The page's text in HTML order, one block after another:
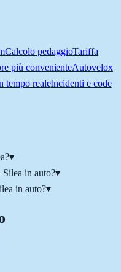
Calcolo pedaggioTariffa
più convenienteAutovelox
tempo realeIncidenti e code
▾
in auto?▾
in auto?▾